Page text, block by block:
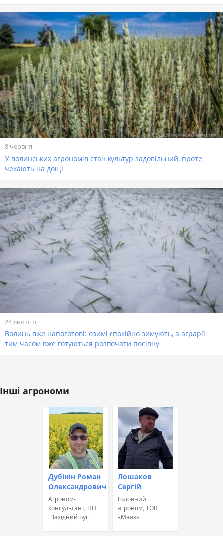
8 червня
У волинських агрономів стан культур задовільний, проте
чекають на дощі
24 лютого
Волинь вже напоготові: озимі спокійно зимують, а аграрії
тим часом вже готуються розпочати посівну
Інші агрономи
Дубінін Роман
Олександрович
Агроном-
консультант, ПП
"Західний Буг"
Лошаков
Сергій
Головний
агроном, ТОВ
«Маяк»